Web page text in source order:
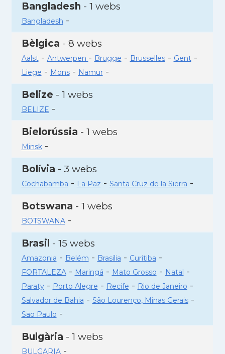
Bangladesh - 1 webs
Bangladesh -
Bèlgica - 8 webs
Aalst- Antwerpen - Brugge - Brusselles- Gent-
Liege - Mons- Namur-
Belize - 1 webs
BELIZE -
Bielorússia - 1 webs
Minsk-
Bolívia - 3 webs
Cochabamba - La Paz - Santa Cruz de la Sierra -
Botswana - 1 webs
BOTSWANA-
Brasil - 15 webs
Amazonia - Belém - Brasilia - Curitiba -
FORTALEZA- Maringá - Mato Grosso - Natal -
Paraty- Porto Alegre - Recife - Rio de Janeiro -
Salvador de Bahia - São Lourenço, Minas Gerais-
Sao Paulo -
Bulgària - 1 webs
BULGARIA-